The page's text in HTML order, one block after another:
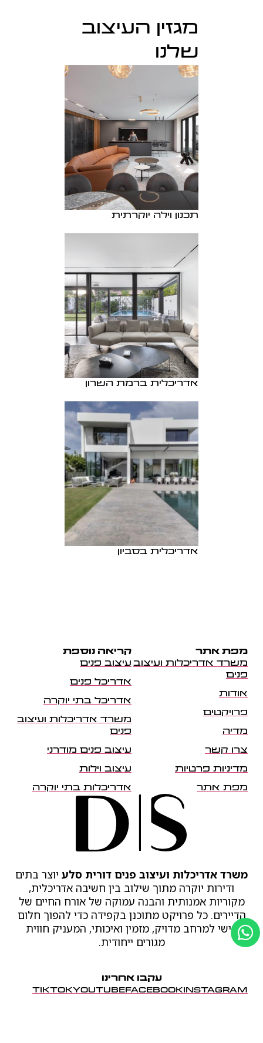
מגזין העיצוב
שלנו
תכנון וילה יוקרתית
אדריכלית ברמת השרון
אדריכלית בסביון
משרד אדריכלות ועיצוב פנים דורית סלע יוצר בתים
ודירות יוקרה מתוך שילוב בין חשיבה אדריכלית,
מקוריות אמנותית והבנה עמוקה של אורח החיים של
הדיירים. כל פרויקט מתוכנן בקפידה כדי להפוך חלום
אישי למרחב מדויק, מזמין ואיכותי, המעניק חווית
מגורים ייחודית.
עקבו אחרינו
INSTAGRAM
FACEBOOK
YOUTUBE
TIKTOK
מפת אתר
משרד אדריכלות ועיצוב
פנים
אודות
פרויקטים
מדיה
צרו קשר
מדיניות פרטיות
מפת אתר
קריאה נוספת
עיצוב פנים
אדריכל פנים
אדריכל בתי יוקרה
משרד אדריכלות ועיצוב
פנים
עיצוב פנים מודרני
עיצוב וילות
אדריכלות בתי יוקרה